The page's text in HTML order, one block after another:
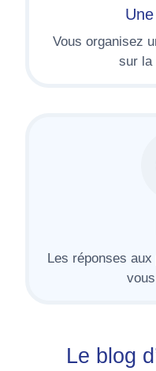
Vous organisez
sur la
Les réponses
Le blog